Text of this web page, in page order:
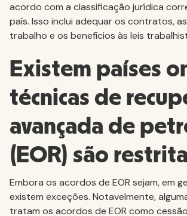
acordo com a classificação jurídica
país. Isso inclui adequar os contratos,
trabalho e os benefícios às leis
Existem países
técnicas de
avançada de
(EOR) são
Embora os acordos de EOR sejam, em
existem exceções. Notavelmente,
tratam os acordos de EOR como